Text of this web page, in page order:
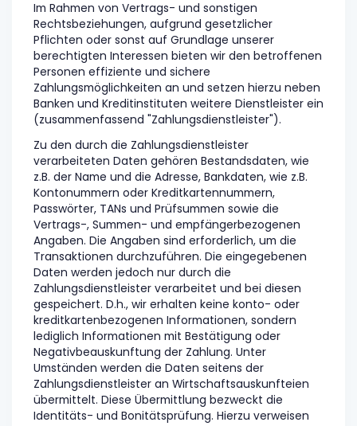
Im Rahmen von Vertrags- und sonstigen
Rechtsbeziehungen, aufgrund gesetzlicher
Pflichten oder sonst auf Grundlage unserer
berechtigten Interessen bieten wir den betroffenen
Personen effiziente und sichere
Zahlungsmöglichkeiten an und setzen hierzu neben
Banken und Kreditinstituten weitere Dienstleister ein
(zusammenfassend "Zahlungsdienstleister").
Zu den durch die Zahlungsdienstleister
verarbeiteten Daten gehören Bestandsdaten, wie
z.B. der Name und die Adresse, Bankdaten, wie z.B.
Kontonummern oder Kreditkartennummern,
Passwörter, TANs und Prüfsummen sowie die
Vertrags-, Summen- und empfängerbezogenen
Angaben. Die Angaben sind erforderlich, um die
Transaktionen durchzuführen. Die eingegebenen
Daten werden jedoch nur durch die
Zahlungsdienstleister verarbeitet und bei diesen
gespeichert. D.h., wir erhalten keine konto- oder
kreditkartenbezogenen Informationen, sondern
lediglich Informationen mit Bestätigung oder
Negativbeauskunftung der Zahlung. Unter
Umständen werden die Daten seitens der
Zahlungsdienstleister an Wirtschaftsauskunfteien
übermittelt. Diese Übermittlung bezweckt die
Identitäts- und Bonitätsprüfung. Hierzu verweisen